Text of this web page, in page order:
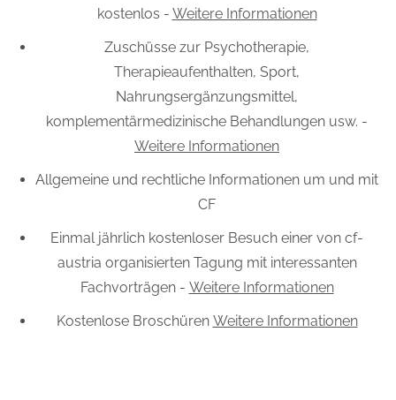
kostenlos - Weitere Informationen
Zuschüsse zur Psychotherapie,
Therapieaufenthalten, Sport,
Nahrungsergänzungsmittel,
komplementärmedizinische Behandlungen usw. -
Weitere Informationen
Allgemeine und rechtliche Informationen um und mit
CF
Einmal jährlich kostenloser Besuch einer von cf-
austria organisierten Tagung mit interessanten
Fachvorträgen - Weitere Informationen
Kostenlose Broschüren Weitere Informationen